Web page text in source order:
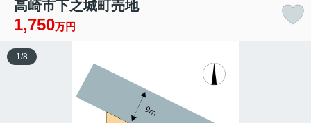
高崎市下之城町売地
1,750万円
1 /8